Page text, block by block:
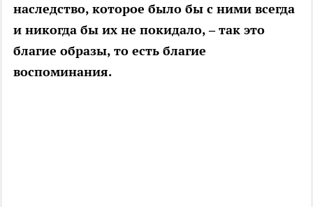
наследство, которое было бы с ними всегда
и никогда бы их не покидало, – так это
благие образы, то есть благие
воспоминания.